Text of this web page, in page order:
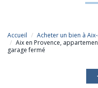
Accueil Acheter un bien à
Aix en Provence,
garage fermé